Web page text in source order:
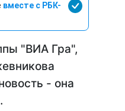
вместе с РБК-
"ВИА Гра",
- она